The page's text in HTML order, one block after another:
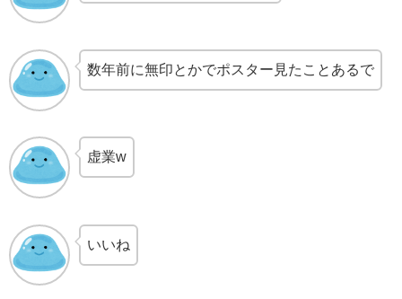
数年前に無印とかでポスター見たことあるで
虚業w
いいね